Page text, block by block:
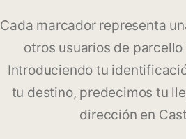
Cada marcador representa
otros usuarios de
Introduciendo tu
tu destino, predecimos tu
dirección en